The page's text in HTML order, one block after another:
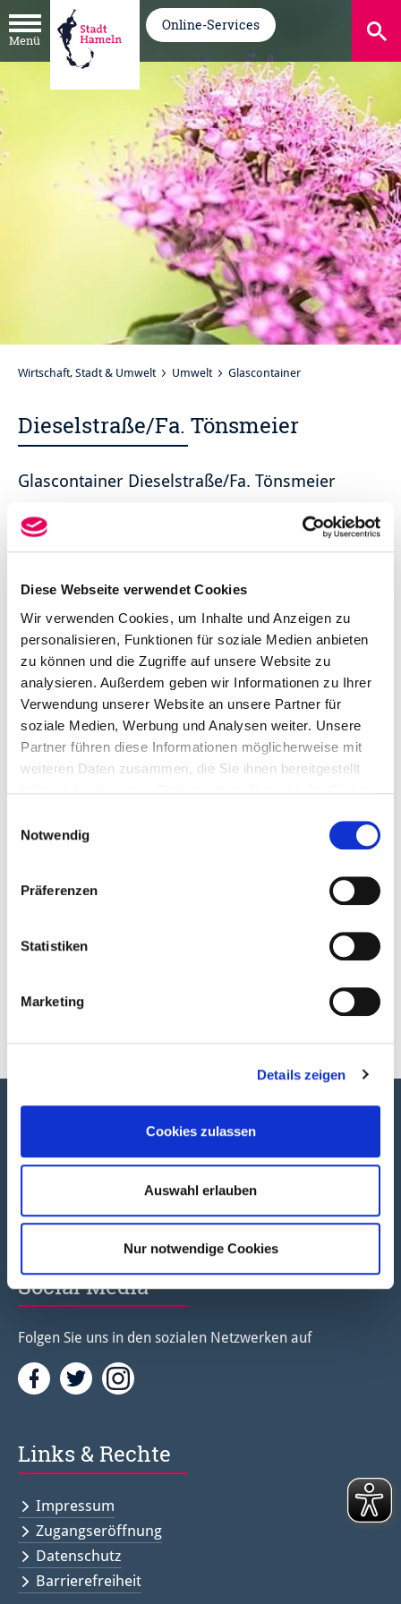
Diese Webseite verwendet Cookies
Wir verwenden Cookies, um Inhalte und Anzeigen zu
personalisieren, Funktionen für soziale Medien anbieten
zu können und die Zugriffe auf unsere Website zu
analysieren. Außerdem geben wir Informationen zu Ihrer
Verwendung unserer Website an unsere Partner für
soziale Medien, Werbung und Analysen weiter. Unsere
Partner führen diese Informationen möglicherweise mit
weiteren Daten zusammen, die Sie ihnen bereitgestellt
Notwendig
Präferenzen
Statistiken
Marketing
Details zeigen
Cookies zulassen
Auswahl erlauben
Nur notwendige Cookies
Menü
Online-Services
Wirtschaft, Stadt & Umwelt Umwelt Glascontainer
Dieselstraße/Fa. Tönsmeier
Glascontainer Dieselstraße/Fa. Tönsmeier
Hier können Sie sich zum Newsletter anmelden.
Newsletter abonnieren
Social Media
Folgen Sie uns in den sozialen Netzwerken auf
FacebookTwitter<
Links & Rechte
Impressum
Zugangseröffnung
Datenschutz
Barrierefreiheit